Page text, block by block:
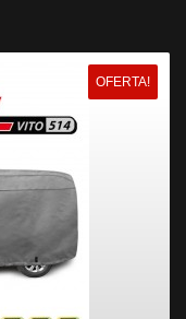
OFERTA!